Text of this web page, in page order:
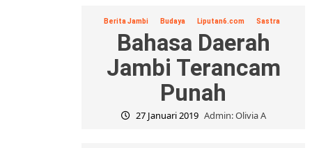
Berita Jambi Budaya Liputan6.com Sastra
Bahasa Daerah
Jambi Terancam
Punah
27 Januari 2019 Admin: Olivia A